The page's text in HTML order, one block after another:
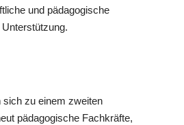
und pädagogische
Unterstützung.
sich zu einem zweiten
pädagogische Fachkräfte,